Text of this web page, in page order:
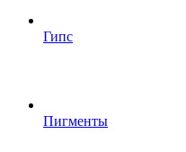
Гипс
Пигменты